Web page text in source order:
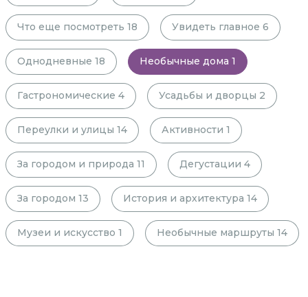
Что еще посмотреть 18 Увидеть главное 6
Однодневные 18 Необычные дома 1
Гастрономические 4 Усадьбы и дворцы 2
Переулки и улицы 14 Активности 1
За городом и природа 11 Дегустации 4
За городом 13 История и архитектура 14
Музеи и искусство 1 Необычные маршруты 14